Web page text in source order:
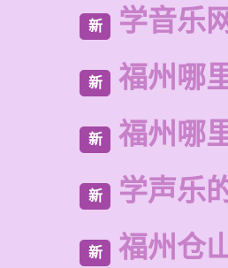
新 学音乐
新 福州哪
新 福州哪
新 学声乐
新 福州仓